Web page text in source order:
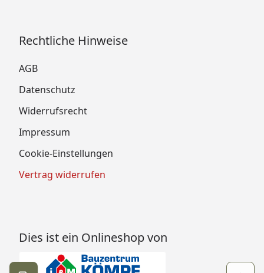
Rechtliche Hinweise
AGB
Datenschutz
Widerrufsrecht
Impressum
Cookie-Einstellungen
Vertrag widerrufen
Dies ist ein Onlineshop von